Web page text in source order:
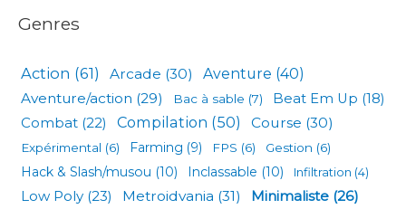
Genres
Action (61) Arcade (30) Aventure (40)
Aventure/action (29) Bac à sable (7) Beat Em Up (18)
Combat (22) Compilation (50) Course (30)
Expérimental (6) Farming (9) FPS (6) Gestion (6)
Hack & Slash/musou (10) Inclassable (10) Infiltration (4)
Low Poly (23) Metroidvania (31) Minimaliste (26)